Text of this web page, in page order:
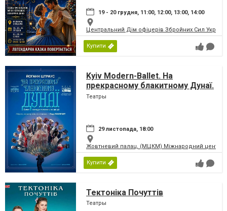
19 - 20 грудня, 11:00, 12:00, 13:00, 14:00
Центральний Дім офіцерів Збройних Сил
Купити
Kyiv Modern-Ballet. На
прекрасному блакитному Дунаї.
Раду Поклітару
Театры
29 листопада, 18:00
Жовтневий палац, (МЦКМ) Міжнародний центр
Купити
Тектоніка Почуттів
Театры